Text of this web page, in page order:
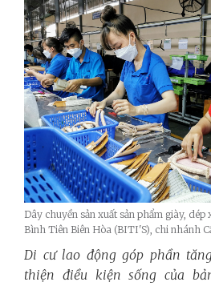
Dây chuyền sản xuất sản phẩm giày,
Bình Tiên Biên Hòa (BITI'S), chi nhánh
Di cư lao động góp phần
thiện điều kiện sống của